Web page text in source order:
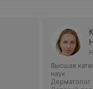
Высшая
наук
Дерматолог